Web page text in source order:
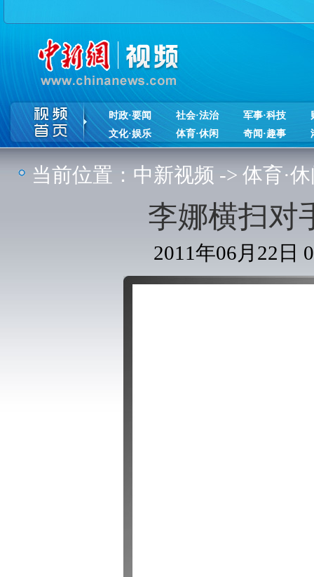
时政·要闻 社会·法治 军事·科技
文化·娱乐
体育·休闲 奇闻·趣事
当前位置： 中新视频 -> 体育·
李娜横扫对
2011年06月22